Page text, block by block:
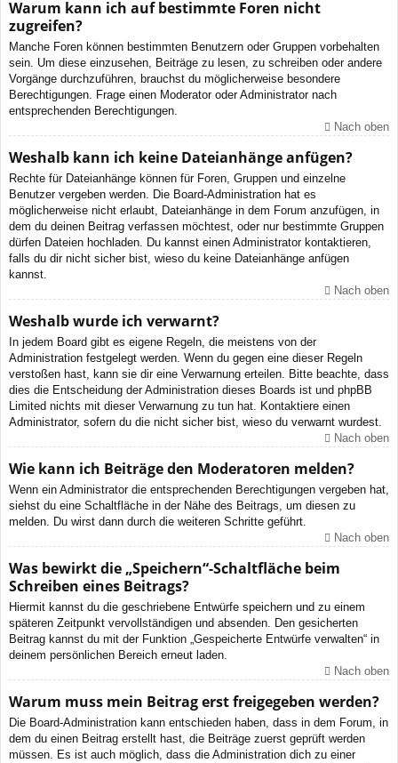
Warum kann ich auf bestimmte Foren nicht
zugreifen?
Manche Foren können bestimmten Benutzern oder Gruppen vorbehalten
sein. Um diese einzusehen, Beiträge zu lesen, zu schreiben oder andere
Vorgänge durchzuführen, brauchst du möglicherweise besondere
Berechtigungen. Frage einen Moderator oder Administrator nach
entsprechenden Berechtigungen.
Nach oben
Weshalb kann ich keine Dateianhänge anfügen?
Rechte für Dateianhänge können für Foren, Gruppen und einzelne
Benutzer vergeben werden. Die Board-Administration hat es
möglicherweise nicht erlaubt, Dateianhänge in dem Forum anzufügen, in
dem du deinen Beitrag verfassen möchtest, oder nur bestimmte Gruppen
dürfen Dateien hochladen. Du kannst einen Administrator kontaktieren,
falls du dir nicht sicher bist, wieso du keine Dateianhänge anfügen
kannst.
Nach oben
Weshalb wurde ich verwarnt?
In jedem Board gibt es eigene Regeln, die meistens von der
Administration festgelegt werden. Wenn du gegen eine dieser Regeln
verstoßen hast, kann sie dir eine Verwarnung erteilen. Bitte beachte, dass
dies die Entscheidung der Administration dieses Boards ist und phpBB
Limited nichts mit dieser Verwarnung zu tun hat. Kontaktiere einen
Administrator, sofern du die nicht sicher bist, wieso du verwarnt wurdest.
Nach oben
Wie kann ich Beiträge den Moderatoren melden?
Wenn ein Administrator die entsprechenden Berechtigungen vergeben hat,
siehst du eine Schaltfläche in der Nähe des Beitrags, um diesen zu
melden. Du wirst dann durch die weiteren Schritte geführt.
Nach oben
Was bewirkt die „Speichern“-Schaltfläche beim
Schreiben eines Beitrags?
Hiermit kannst du die geschriebene Entwürfe speichern und zu einem
späteren Zeitpunkt vervollständigen und absenden. Den gesicherten
Beitrag kannst du mit der Funktion „Gespeicherte Entwürfe verwalten“ in
deinem persönlichen Bereich erneut laden.
Nach oben
Warum muss mein Beitrag erst freigegeben werden?
Die Board-Administration kann entschieden haben, dass in dem Forum, in
dem du einen Beitrag erstellt hast, die Beiträge zuerst geprüft werden
müssen. Es ist auch möglich, dass die Administration dich zu einer